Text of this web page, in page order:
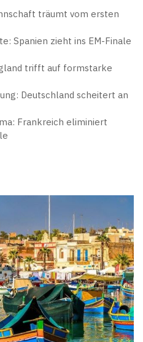
träumt vom ersten
Spanien zieht ins EM-Finale
trifft auf formstarke
Deutschland scheitert an
Frankreich eliminiert